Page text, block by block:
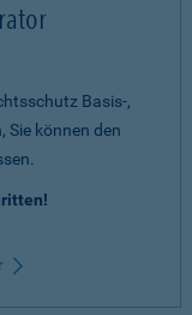
Basis-,
Sie können den